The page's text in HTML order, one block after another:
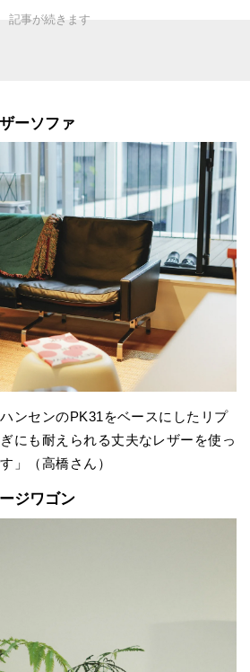
ーソファ
ンセンのPK31をベースにしたリプ
にも耐えられる丈夫なレザーを使っ
」（高橋さん）
ジワゴン